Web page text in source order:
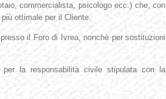
commercialista, psicologo ecc.) che, con
ottimale per il Cliente.
il Foro di Ivrea, nonchè per sostituzioni
la responsabilità civile stipulata con la